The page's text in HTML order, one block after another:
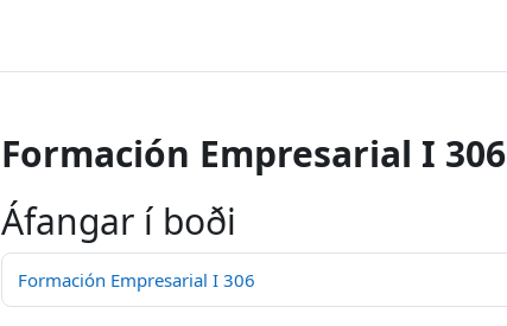
Formación Empresarial I 306
Áfangar í boði
Formación Empresarial I 306